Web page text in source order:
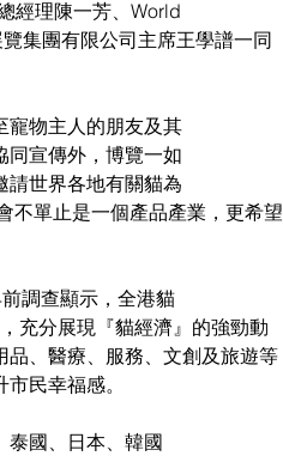
經理陳一芳、World
集團有限公司主席王學譜一同
寵物主人的朋友及其
同宣傳外，博覽一如
請世界各地有關貓為
不單止是一個產品產業，更希望
調查顯示，全港貓
充分展現『貓經濟』的強勁動
、醫療、服務、文創及旅遊等
民幸福感。
泰國、日本、韓國